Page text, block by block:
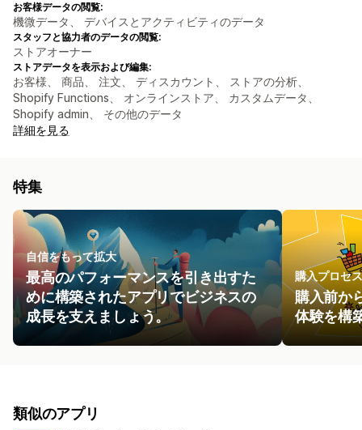
お客様データの閲覧:
機微データ、 デバイスとアクティビティのデータ
スタッフと協力者のデータの閲覧:
ストアオーナー
ストアデータを表示および編集:
お客様、 商品、 注文、 ディスカウント、 ストアの分析、
Shopify Functions、 オンラインストア、 カスタムデータ、
Shopify admin、 その他のデータ
詳細を見る
特集
自信をもって拡大
最高のパフォーマンスを引き出すた
めに構築されたアプリでビジネスの
成長を支えましょう。
購入プロセ
購入前か
体験を構
類似のアプリ